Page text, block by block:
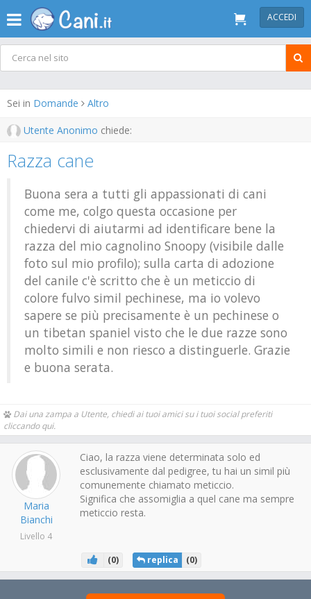
ACCEDI
Sei in Domande Altro
Utente Anonimo chiede:
Razza cane
Buona sera a tutti gli appassionati di cani
come me, colgo questa occasione per
chiedervi di aiutarmi ad identificare bene la
razza del mio cagnolino Snoopy (visibile dalle
foto sul mio profilo); sulla carta di adozione
del canile c'è scritto che è un meticcio di
colore fulvo simil pechinese, ma io volevo
sapere se più precisamente è un pechinese o
un tibetan spaniel visto che le due razze sono
molto simili e non riesco a distinguerle. Grazie
e buona serata.
Dai una zampa a Utente, chiedi ai tuoi amici su i tuoi social preferiti
cliccando qui.
Maria
Bianchi
Livello 4
Ciao, la razza viene determinata solo ed
esclusivamente dal pedigree, tu hai un simil più
comunemente chiamato meticcio.
Significa che assomiglia a quel cane ma sempre
meticcio resta.
(0) replica (0)